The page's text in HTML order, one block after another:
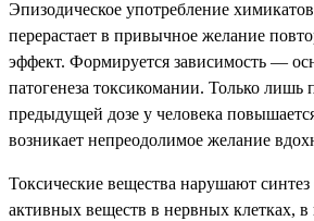
Эпизодическое употребление
перерастает в привычное желание
эффект. Формируется зависимость —
патогенеза токсикомании. Только
предыдущей дозе у человека
возникает непреодолимое желание
Токсические вещества нарушают синтез
активных веществ в нервных клетках, в